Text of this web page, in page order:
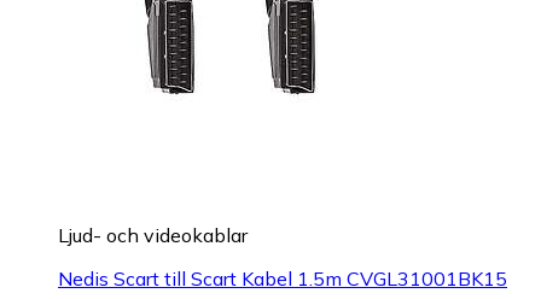
Ljud- och videokablar
Nedis Scart till Scart Kabel 1.5m CVGL31001BK15